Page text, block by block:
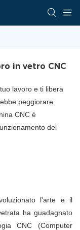
in vetro CNC
lavoro e ti libera
peggiorare
CNC è
del
l'arte e il
ha guadagnato
CNC (Computer